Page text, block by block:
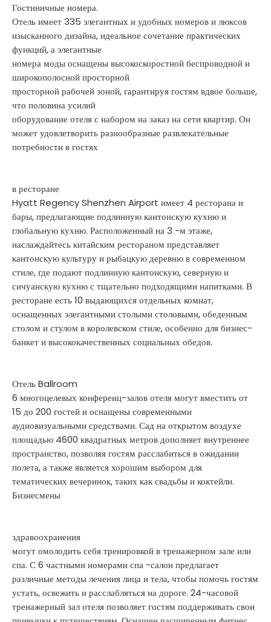
Гостиничные номера.
Отель имеет 335 элегантных и удобных номеров и люксов
изысканного дизайна, идеальное сочетание практических
функций, а элегантные
номера моды оснащены высокоскоростной беспроводной и
широкополосной просторной
просторной рабочей зоной, гарантируя гостям вдвое больше,
что половина усилий
оборудование отеля с набором на заказ на сети квартир. Он
может удовлетворить разнообразные развлекательные
потребности в гостях
в ресторане
Hyatt Regency Shenzhen Airport имеет 4 ресторана и
бары, предлагающие подлинную кантонскую кухню и
глобальную кухню. Расположенный на 3 -м этаже,
наслаждайтесь китайским рестораном представляет
кантонскую культуру и рыбацкую деревню в современном
стиле, где подают подлинную кантонскую, северную и
сичуанскую кухню с тщательно подходящими напитками. В
ресторане есть 10 выдающихся отдельных комнат,
оснащенных элегантными столыми столовыми, обеденным
столом и стулом в королевском стиле, особенно для бизнес-
банкет и высококачественных социальных обедов.
Отель Ballroom
6 многоцелевых конференц-залов отеля могут вместить от
15 до 200 гостей и оснащены современными
аудиовизуальными средствами. Сад на открытом воздухе
площадью 4600 квадратных метров дополняет внутреннее
пространство, позволяя гостям расслабиться в ожидании
полета, а также является хорошим выбором для
тематических вечеринок, таких как свадьбы и коктейли.
Бизнесмены
здравоохранения
могут омолодить себя тренировкой в ​​тренажерном зале или
спа. С 6 частными номерами спа -салон предлагает
различные методы лечения лица и тела, чтобы помочь гостям
устать, освежить и расслабляться на дороге. 24-часовой
тренажерный зал отеля позволяет гостям поддерживать свои